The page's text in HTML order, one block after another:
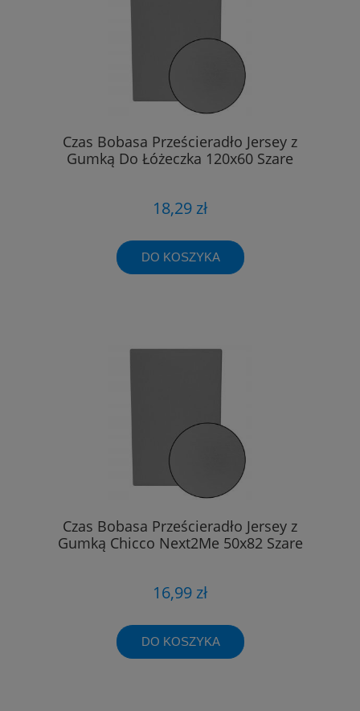
Czas Bobasa Prześcieradło Jersey z
Gumką Do Łóżeczka 120x60 Szare
18,29 zł
DO KOSZYKA
Czas Bobasa Prześcieradło Jersey z
Gumką Chicco Next2Me 50x82 Szare
16,99 zł
DO KOSZYKA